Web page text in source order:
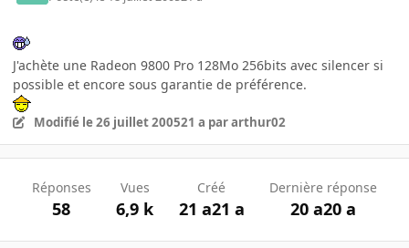
J'achète une Radeon 9800 Pro 128Mo 256bits avec silencer si
possible et encore sous garantie de préférence.
Modifié le 26 juillet 200521 a par arthur02
Réponses
58
Vues
6,9 k
Créé
21 a21 a
Dernière réponse
20 a20 a